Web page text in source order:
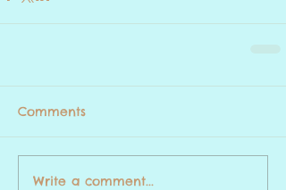
Comments
Write a comment...